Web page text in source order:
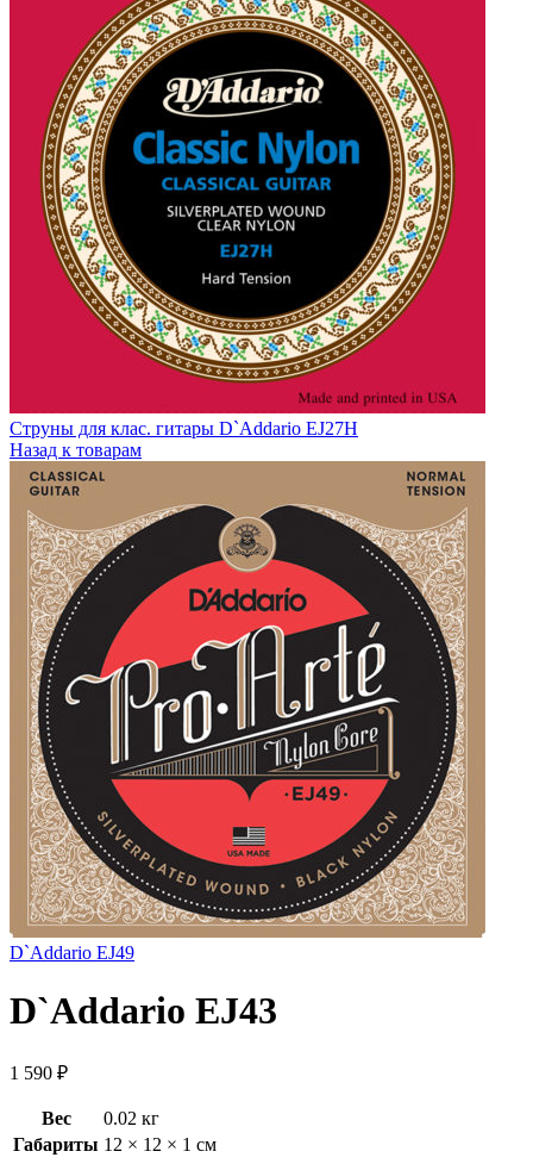
Струны для клас. гитары D`Addario EJ27H
Назад к товарам
D`Addario EJ49
D`Addario EJ43
1 590 ₽
Вес
0.02 кг
Габариты 12 × 12 × 1 см